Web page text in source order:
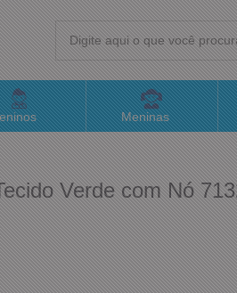
Meninas
Verde com Nó